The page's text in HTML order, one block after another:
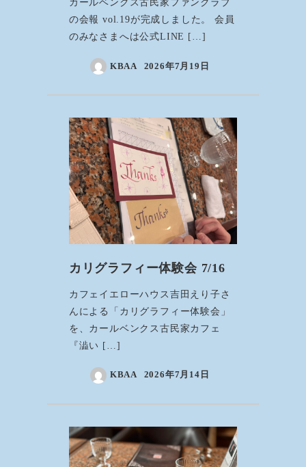
の会報 vol.19が完成しました。 会員
のみなさまへは公式LINE […]
KBAA 2026年7月19日
カリグラフィー体験会 7/16
カフェイエローハウス吉田えり子さ
んによる「カリグラフィー体験会」
を、カールベンクス古民家カフェ
『澁い […]
KBAA 2026年7月14日